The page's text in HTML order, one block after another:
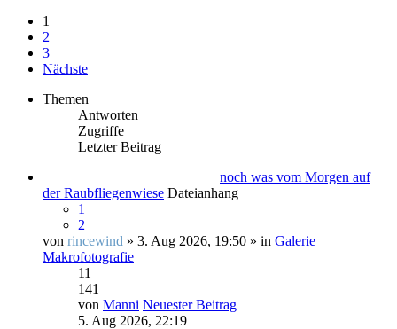
1
2
3
Nächste
Themen
Antworten
Zugriffe
Letzter Beitrag
noch was vom Morgen auf
der Raubfliegenwiese Dateianhang
1
2
von rincewind » 3. Aug 2026, 19:50 » in Galerie
Makrofotografie
11
141
von Manni Neuester Beitrag
5. Aug 2026, 22:19